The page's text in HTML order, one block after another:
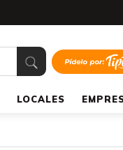
LOCALES